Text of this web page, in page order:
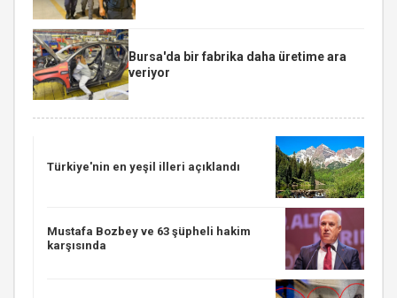
Bursa'da bir fabrika daha üretime ara
veriyor
Türkiye'nin en yeşil illeri açıklandı
Mustafa Bozbey ve 63 şüpheli hakim
karşısında